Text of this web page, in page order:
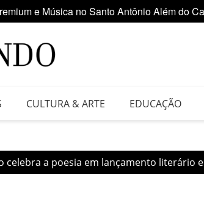
da Feira do Vinil no Shopping Center
CULTURA & ARTE EDUCAÇÃO
celebra a poesia em lançamento literário